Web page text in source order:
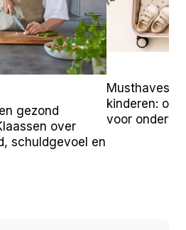
gezond
over
schuldgevoel en
Musthaves
kinderen:
voor